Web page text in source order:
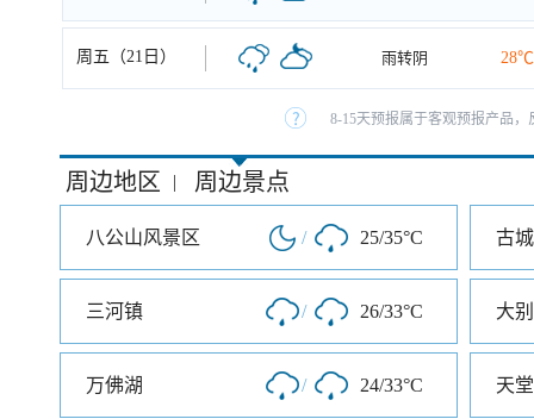
周五（21日） 雨转阴 28℃
8-15天预报属于客观预报产品
周边地区 | 周边景点
八公山风景区 / 25/35°C 古
三河镇 / 26/33°C 大
万佛湖 / 24/33°C 天